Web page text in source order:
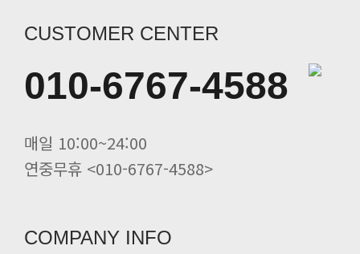
당뇨 환자용 영양조제식품/ 인산가
인산가 힐링캠프(쑥뜸수련회) 신청
인산죽염 전죽염류 20%할인. 인산
사시사철 무생강진액 20%할인 인
죽염두유 20%할인 인산가
CUSTOMER CENTER
010-6767-4588
매일 10:00~24:00
연중무휴 <010-6767-4588>
COMPANY INFO